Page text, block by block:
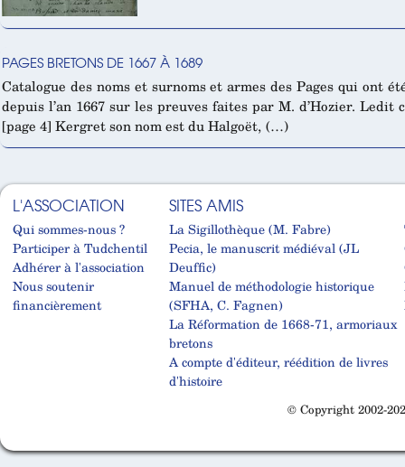
PAGES BRETONS DE 1667 À 1689
Catalogue des noms et surnoms et armes des Pages qui ont
depuis l’an 1667 sur les preuves faites par M. d’Hozier. Ledit
[page 4] Kergret son nom est du Halgoët, (…)
L'ASSOCIATION
Qui sommes-nous ?
Participer à Tudchentil
Adhérer à l'association
Nous soutenir
financièrement
SITES AMIS
La Sigillothèque (M. Fabre)
Pecia, le manuscrit médiéval (JL
Deuffic)
Manuel de méthodologie historique
(SFHA, C. Fagnen)
La Réformation de 1668-71, armoriaux
bretons
A compte d'éditeur, réédition de livres
d'histoire
© Copyright 2002-